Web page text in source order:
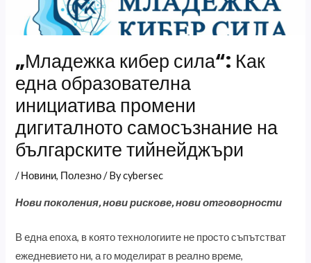
„Младежка кибер сила“: Как
една образователна
инициатива промени
дигиталното самосъзнание на
българските тийнейджъри
/Новини, Полезно/ Bycybersec
Нови поколения, нови рискове, нови отговорности
В една епоха, в която технологиите не просто съпътстват
ежедневието ни, а го моделират в реално време,